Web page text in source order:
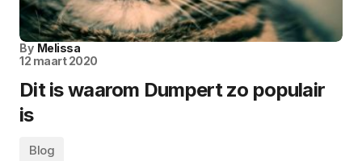
By Melissa
12 maart 2020
Dit is waarom Dumpert zo populair
is
Blog